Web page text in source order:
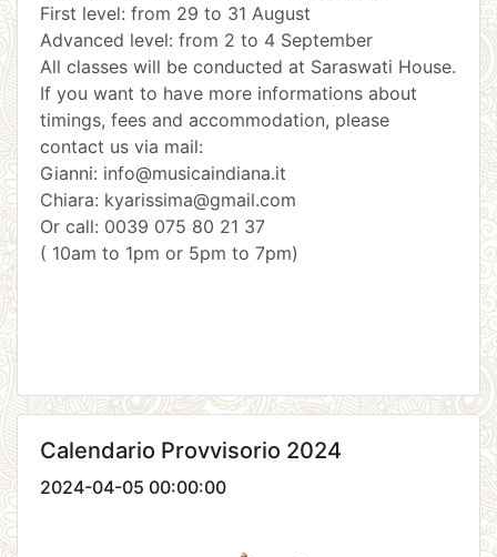
First level: from 29 to 31 August
Advanced level: from 2 to 4 September
All classes will be conducted at Saraswati House.
If you want to have more informations about
timings, fees and accommodation, please
contact us via mail:
Gianni: info@musicaindiana.it
Chiara: kyarissima@gmail.com
Or call: 0039 075 80 21 37
( 10am to 1pm or 5pm to 7pm)
Calendario Provvisorio 2024
2024-04-05 00:00:00